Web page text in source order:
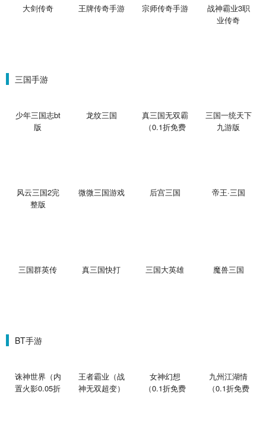
大剑传奇 王牌传奇手游 宗师传奇手游
战神霸业3职
业传奇
三国手游
少年三国志bt
版
龙纹三国
真三国无双霸
（0.1折免费
三国一统天下
九游版
风云三国2完
整版
微微三国游戏 后宫三国 帝王·三国
三国群英传 真三国快打 三国大英雄 魔兽三国
BT手游
诛神世界（内
置火影0.05折
王者霸业（战
神无双超变）
女神幻想
（0.1折免费
九州江湖情
（0.1折免费